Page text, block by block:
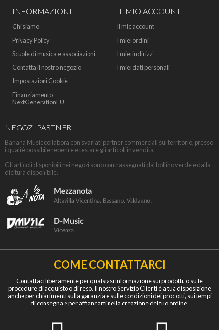
INFORMAZIONI
Chi siamo
Privacy Policy
Scuole di musica e associazioni
Contatta il nostro negozio
Impostazioni Cookie
Finanziamento
NextGenerationEU
IL MIO ACCOUNT
Il mio account
I miei ordini
I miei indirizzi
I miei dati personali
NEGOZI PARTNER
Banana Music collabora con svariati partner commerciali sul territorio, presso
i quali è possibile reperire e testare gli articoli in vendita.
Gli articoli disponibili nei negozi sono contrassegnati dal bollino verde e dalla
dicitura disponibile.
COME CONTATTARCI
Contattaci liberamente per qualsiasi informazione sui prodotti, o sulle
procedure di acquisto o di reso. Il nostro Servizio Clienti è a tua disposizione
anche per chiarimenti sulla garanzia e sulle condizioni dei prodotti, sui tempi
di consegna e per affiancarti nella creazione del tuo ordine.